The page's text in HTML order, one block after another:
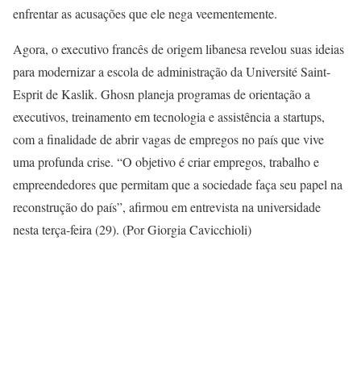
enfrentar as acusações que ele nega veementemente.
Agora, o executivo francês de origem libanesa revelou suas ideias
para modernizar a escola de administração da Université Saint-
Esprit de Kaslik. Ghosn planeja programas de orientação a
executivos, treinamento em tecnologia e assistência a startups,
com a finalidade de abrir vagas de empregos no país que vive
uma profunda crise. “O objetivo é criar empregos, trabalho e
empreendedores que permitam que a sociedade faça seu papel na
reconstrução do país”, afirmou em entrevista na universidade
nesta terça-feira (29). (Por Giorgia Cavicchioli)